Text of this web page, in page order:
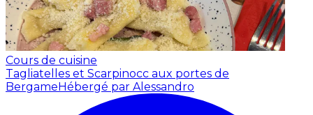
Cours de cuisine
Tagliatelles et Scarpinocc aux portes de
BergameHébergé par Alessandro